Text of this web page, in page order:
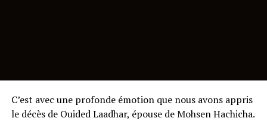
C’est avec une profonde émotion que nous avons appris
le décès de Ouided Laadhar, épouse de Mohsen Hachicha.